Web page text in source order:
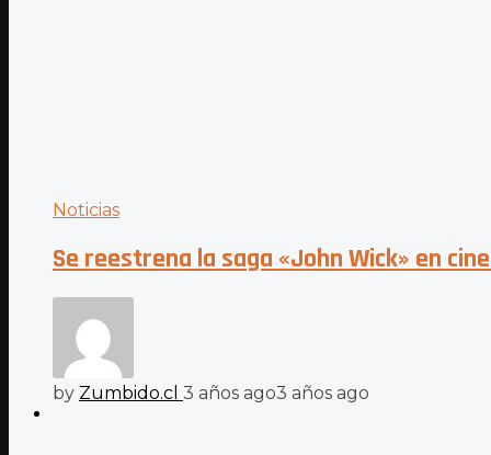
Noticias
Se reestrena la saga «John Wick» en
by Zumbido.cl 3 años ago3 años ago